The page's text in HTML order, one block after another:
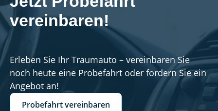
vereinbaren!
Erleben Sie Ihr Traumauto – vereinbaren Sie
noch heute eine Probefahrt oder fordern Sie ein
Angebot an!
Probefahrt vereinbaren